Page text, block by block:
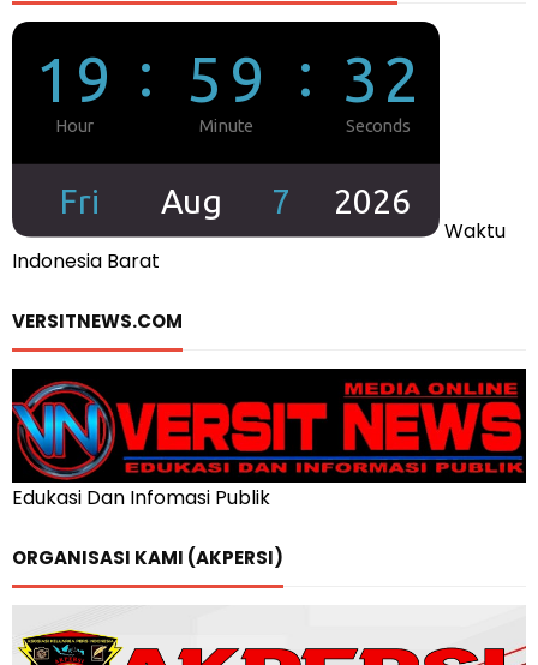
Waktu
Indonesia Barat
VERSITNEWS.COM
Edukasi Dan Infomasi Publik
ORGANISASI KAMI (AKPERSI)